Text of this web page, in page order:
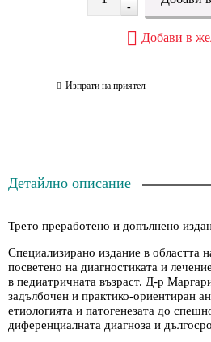
-
Добави в
Изпрати на приятел
Детайлно описание
Трето преработено и допълнено
Специализирано издание в областта
посветено на диагностиката и
в педиатричната възраст. Д-р
задълбочен и практико-ориентиран
етиологията и патогенезата до
диференциалната диагноза и